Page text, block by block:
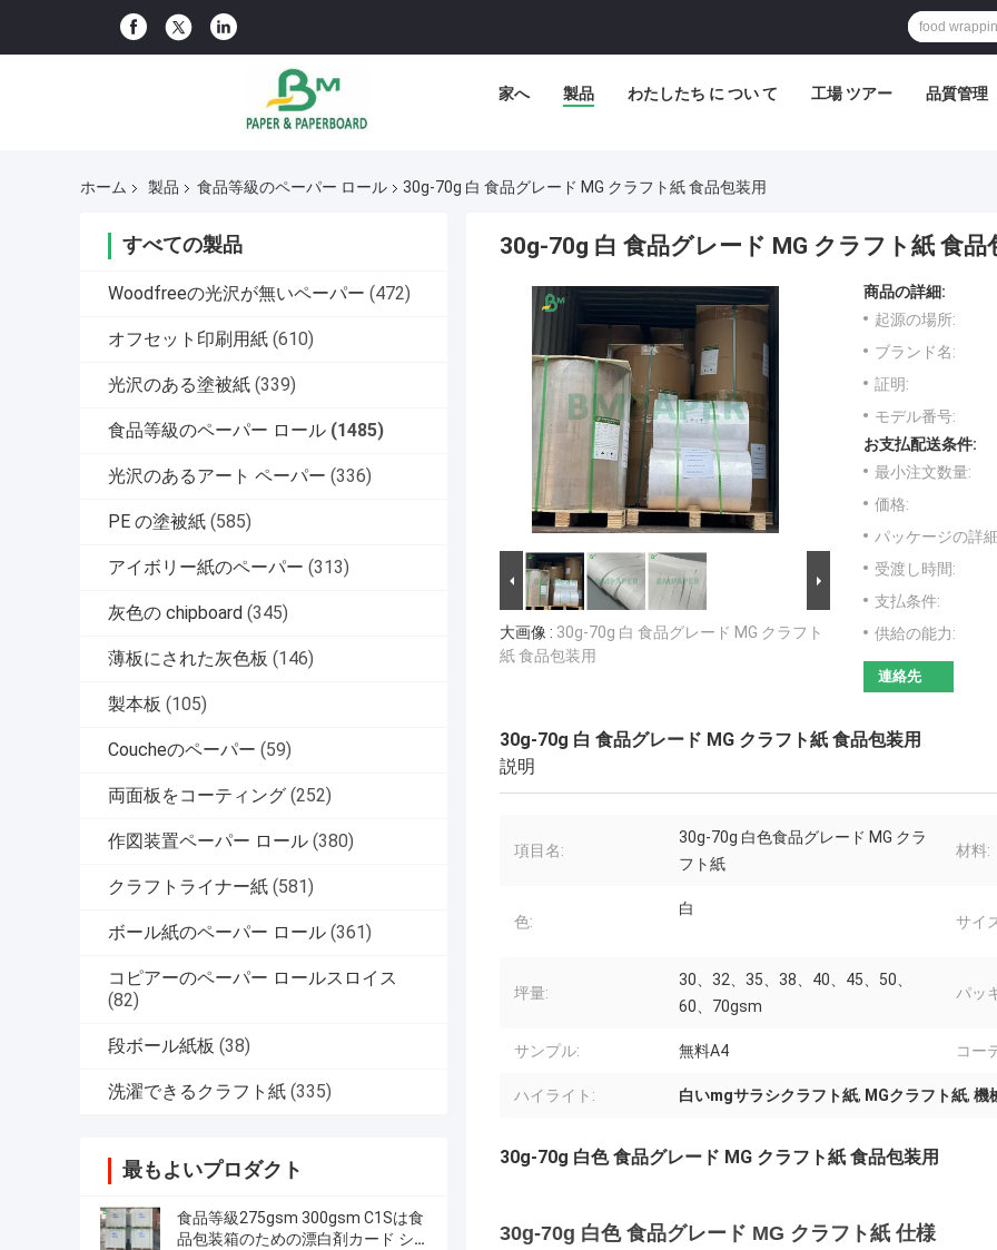
家へ 製品 わたしたち に つい て 工場 ツアー 品質管理
ホーム 製品 食品等級のペーパー ロール 30g-70g 白 食品グレード MG クラフト紙 食品包装用
すべての製品
Woodfreeの光沢が無いペーパー (472)
オフセット印刷用紙 (610)
光沢のある塗被紙 (339)
食品等級のペーパー ロール (1485)
光沢のあるアート ペーパー (336)
PE の塗被紙 (585)
アイボリー紙のペーパー (313)
灰色の chipboard (345)
薄板にされた灰色板 (146)
製本板 (105)
Coucheのペーパー (59)
両面板をコーティング (252)
作図装置ペーパー ロール (380)
クラフトライナー紙 (581)
ボール紙のペーパー ロール (361)
コピアーのペーパー ロールスロイス
(82)
段ボール紙板 (38)
洗濯できるクラフト紙 (335)
最もよいプロダクト
食品等級275gsm 300gsm C1Sは食
品包装箱のための漂白剤カード シ
30g-70g 白 食品グレード MG クラフト紙 食品
大画像 : 30g-70g 白 食品グレード MG クラフト
紙 食品包装用
商品の詳細:
起源の場所:
ブランド名:
証明:
モデル番号:
お支払配送条件:
最小注文数量:
価格:
パッケージの詳
受渡し時間:
支払条件:
供給の能力:
連絡先
30g-70g 白 食品グレード MG クラフト紙 食品包装用
説明
項目名:
30g-70g 白色食品グレード MG クラ
フト紙
材料:
色:
白
サイ
坪量:
30、32、35、38、40、45、50、
60、70gsm
パッ
サンプル: 無料A4 コー
ハイライト: 白いmgサラシクラフト紙, MGクラフト紙, 機
30g-70g 白色 食品グレード MG クラフト紙 食品包装用
30g-70g 白色 食品グレード MG クラフト紙 仕様